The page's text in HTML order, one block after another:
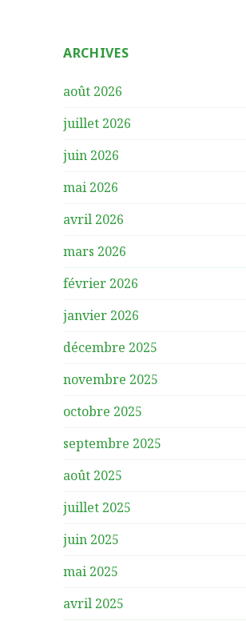
ARCHIVES
août 2026
juillet 2026
juin 2026
mai 2026
avril 2026
mars 2026
février 2026
janvier 2026
décembre 2025
novembre 2025
octobre 2025
septembre 2025
août 2025
juillet 2025
juin 2025
mai 2025
avril 2025